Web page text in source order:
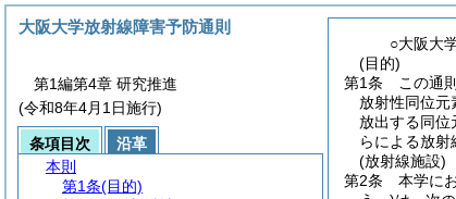
○大阪大
(目的)
第1条
この通
放射性同位元
放出する同位
らによる放射
(放射線施設)
第2条
本学に
大阪大学放射線障害予防通則
第1編第4章 研究推進
(令和8年4月1日施行)
条項目次
沿革
本則
第1条(目的)